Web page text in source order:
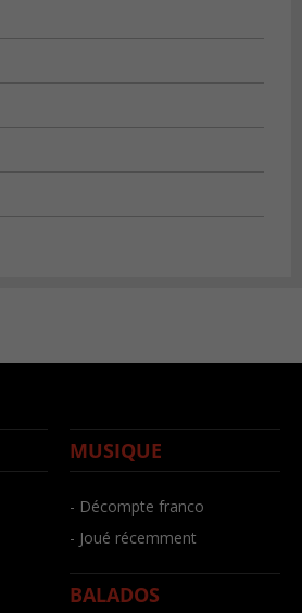
MUSIQUE
- Décompte franco
- Joué récemment
BALADOS